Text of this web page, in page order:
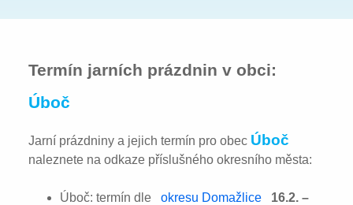
Termín jarních prázdnin v obci:
Úboč
Jarní prázdniny a jejich termín pro obec Úboč
naleznete na odkaze příslušného okresního města:
Úboč: termín dle okresu Domažlice
16.2. –